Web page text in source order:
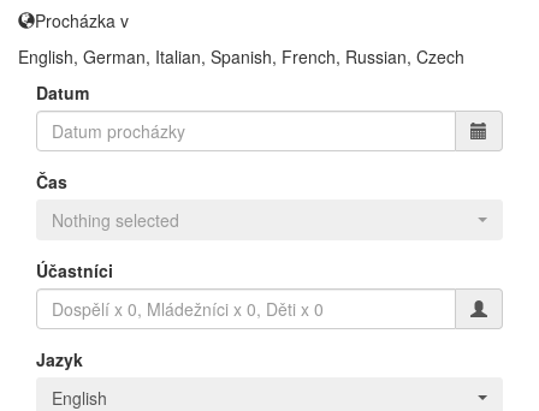
Procházka v
English, German, Italian, Spanish, French, Russian, Czech
Datum
Čas
Nothing selected
Účastníci
Jazyk
English